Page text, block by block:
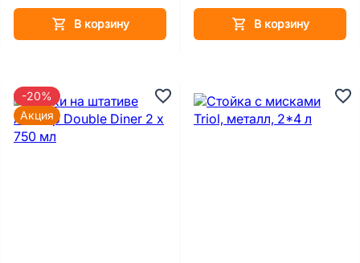
В корзину В корзину
-20%
Акция